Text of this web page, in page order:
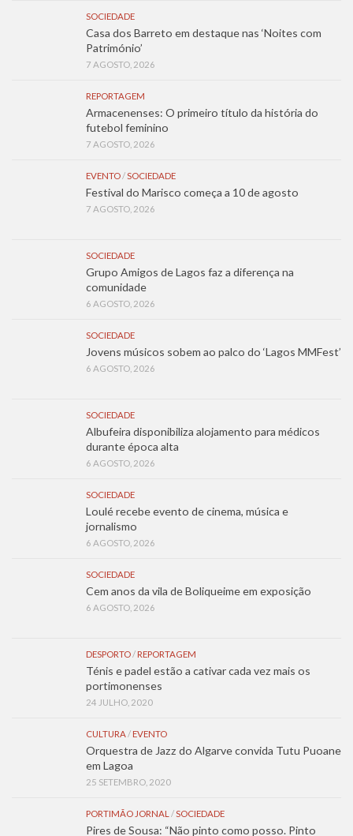
SOCIEDADE
Casa dos Barreto em destaque nas ‘Noites com
Património’
7 AGOSTO, 2026
REPORTAGEM
Armacenenses: O primeiro título da história do
futebol feminino
7 AGOSTO, 2026
EVENTO / SOCIEDADE
Festival do Marisco começa a 10 de agosto
7 AGOSTO, 2026
SOCIEDADE
Grupo Amigos de Lagos faz a diferença na
comunidade
6 AGOSTO, 2026
SOCIEDADE
Jovens músicos sobem ao palco do ‘Lagos MMFest’
6 AGOSTO, 2026
SOCIEDADE
Albufeira disponibiliza alojamento para médicos
durante época alta
6 AGOSTO, 2026
SOCIEDADE
Loulé recebe evento de cinema, música e
jornalismo
6 AGOSTO, 2026
SOCIEDADE
Cem anos da vila de Boliqueime em exposição
6 AGOSTO, 2026
DESPORTO / REPORTAGEM
Ténis e padel estão a cativar cada vez mais os
portimonenses
24 JULHO, 2020
CULTURA / EVENTO
Orquestra de Jazz do Algarve convida Tutu Puoane
em Lagoa
25 SETEMBRO, 2020
PORTIMÃO JORNAL / SOCIEDADE
Pires de Sousa: “Não pinto como posso. Pinto